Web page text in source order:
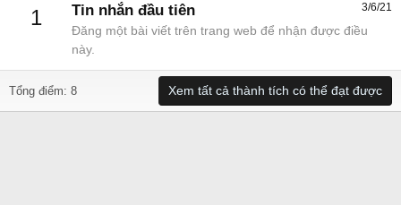
1 3/6/21
Tin nhắn đầu tiên
Đăng một bài viết trên trang web để nhận được điều
này.
Tổng điểm: 8 Xem tất cả thành tích có thể đạt được